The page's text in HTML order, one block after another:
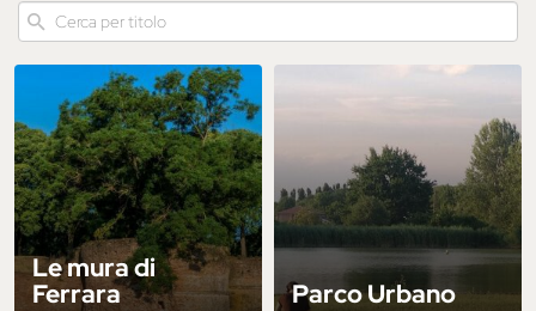
Le mura di
Ferrara
Parco Urbano